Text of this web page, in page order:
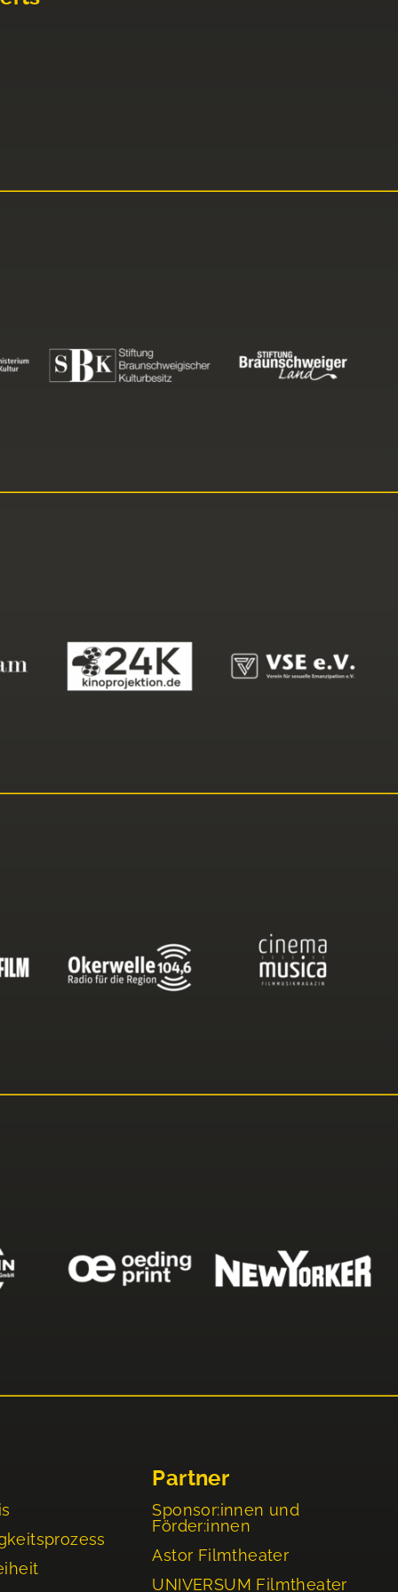
Partner
Sponsor:innen und
Förder:innen
Astor Filmtheater
UNIVERSUM Filmtheater